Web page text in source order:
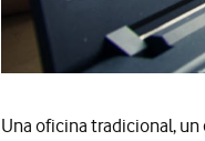
Una oficina tradicional,